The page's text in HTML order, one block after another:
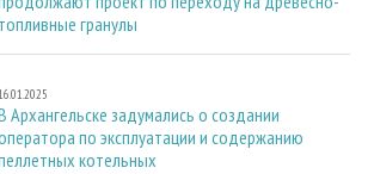
топливные гранулы
Архангельске задумались о создании
по эксплуатации и содержанию
котельных